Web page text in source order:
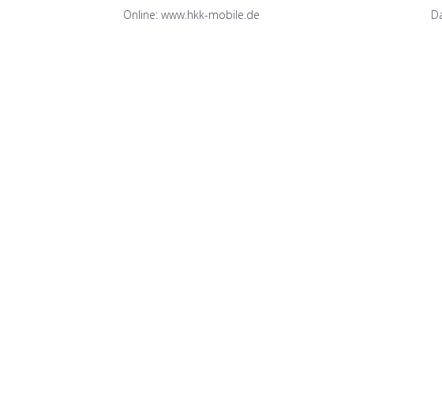
Online: www.hkk-mobile.de